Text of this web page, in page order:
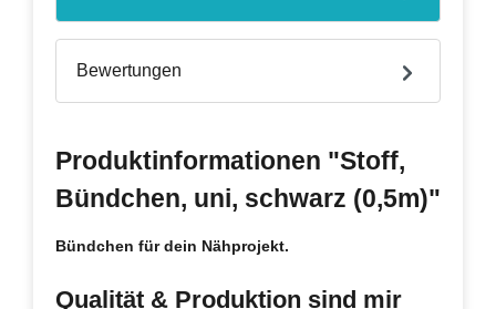
Bewertungen
Produktinformationen "Stoff,
Bündchen, uni, schwarz (0,5m)"
Bündchen für dein Nähprojekt.
Qualität & Produktion sind mir